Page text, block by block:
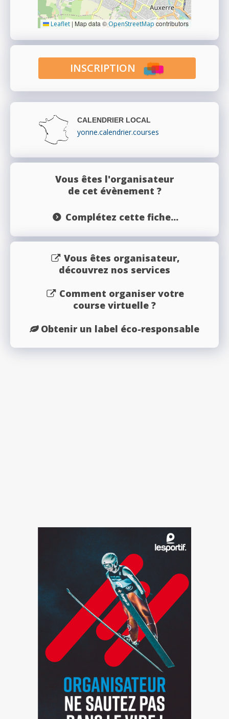
Leaflet | Map data ©OpenStreetMap contributors
INSCRIPTION
CALENDRIER LOCAL
yonne.calendrier.courses
Vous êtes l'organisateur
de cet évènement ?
Complétez cette fiche...
Vous êtes organisateur,
découvrez nos services
Comment organiser votre
course virtuelle ?
Obtenir un label éco-responsable